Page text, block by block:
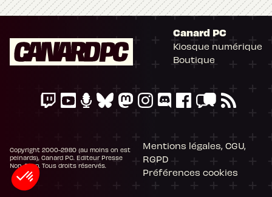
Canard PC
Kiosque numérique
Boutique
Copyright 2000-2980 (au moins on est
peinards), Canard PC. Editeur Presse
Non-Stop. Tous droits réservés.
Mentions légales, CGU,
RGPD
Préférences cookies